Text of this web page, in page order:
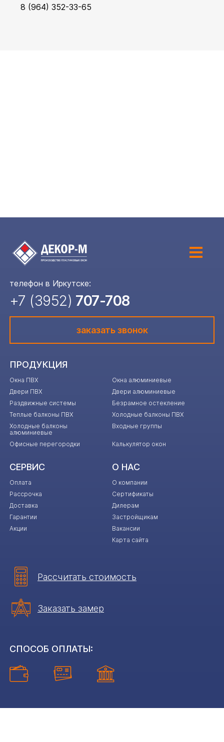
8 (964) 352-33-65
телефон в Иркутске:
+7 (3952) 707-708
заказать звонок
ПРОДУКЦИЯ
Окна ПВХ
Окна алюминиевые
Двери ПВХ
Двери алюминиевые
Раздвижные системы
Безрамное остекление
Теплые балконы ПВХ
Холодные балконы ПВХ
Холодные балконы
алюминиевые
Входные группы
Офисные перегородки Калькулятор окон
СЕРВИС
Оплата
Рассрочка
Доставка
Гарантии
Акции
О НАС
О компании
Сертификаты
Дилерам
Застройщикам
Вакансии
Карта сайта
Рассчитать стоимость
Заказать замер
СПОСОБ ОПЛАТЫ: